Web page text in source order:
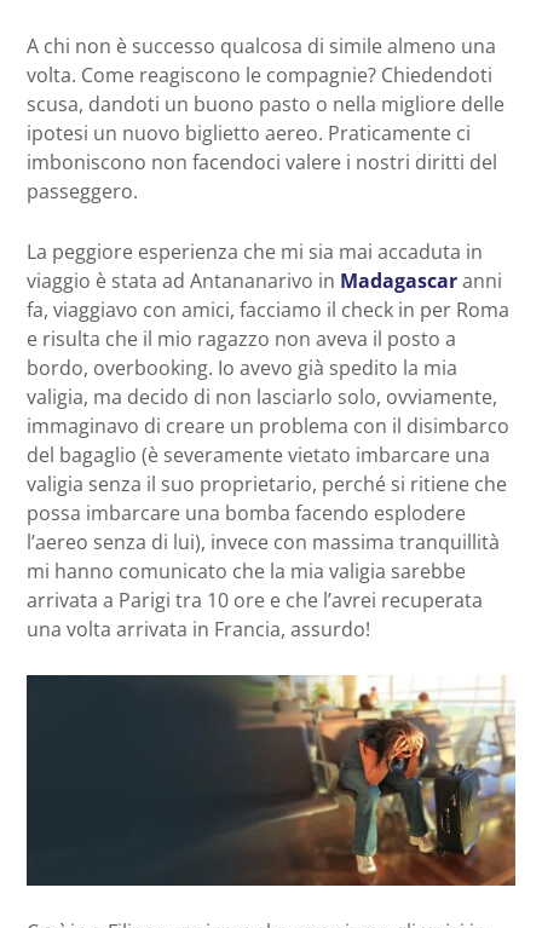
A chi non è successo qualcosa di simile almeno una
volta. Come reagiscono le compagnie? Chiedendoti
scusa, dandoti un buono pasto o nella migliore delle
ipotesi un nuovo biglietto aereo. Praticamente ci
imboniscono non facendoci valere i nostri diritti del
passeggero.
La peggiore esperienza che mi sia mai accaduta in
viaggio è stata ad Antananarivo in Madagascaranni
fa, viaggiavo con amici, facciamo il check in per Roma
e risulta che il mio ragazzo non aveva il posto a
bordo, overbooking. Io avevo già spedito la mia
valigia, ma decido di non lasciarlo solo, ovviamente,
immaginavo di creare un problema con il disimbarco
del bagaglio (è severamente vietato imbarcare una
valigia senza il suo proprietario, perché si ritiene che
possa imbarcare una bomba facendo esplodere
l’aereo senza di lui), invece con massima tranquillità
mi hanno comunicato che la mia valigia sarebbe
arrivata a Parigi tra 10 ore e che l’avrei recuperata
una volta arrivata in Francia, assurdo!